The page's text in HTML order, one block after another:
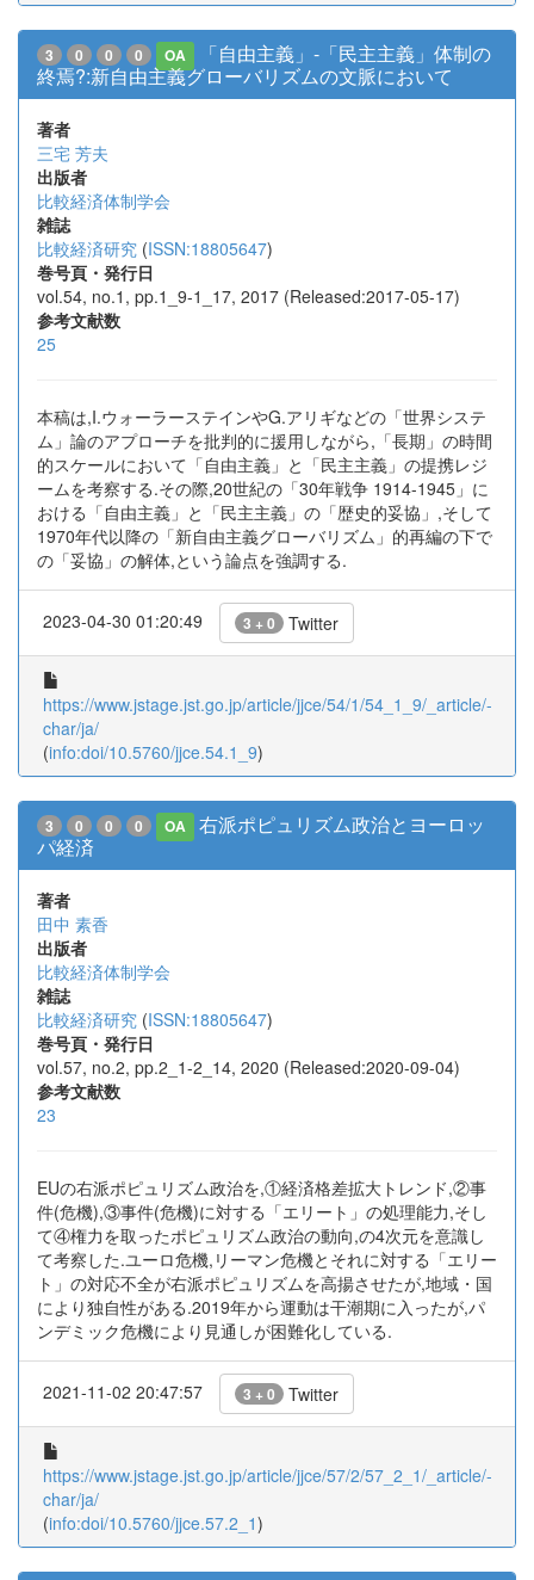
3 0 0 0 OA
「自由主義」-「民主主義」体制の
終焉?:新自由主義グローバリズムの文脈において
著者
三宅 芳夫
出版者
比較経済体制学会
雑誌
比較経済研究 (ISSN:18805647)
巻号頁・発行日
vol.54, no.1, pp.1_9-1_17, 2017 (Released:2017-05-17)
参考文献数
25
本稿は,I.ウォーラーステインやG.アリギなどの「世界システ
ム」論のアプローチを批判的に援用しながら,「長期」の時間
的スケールにおいて「自由主義」と「民主主義」の提携レジ
ームを考察する.その際,20世紀の「30年戦争 1914-1945」に
おける「自由主義」と「民主主義」の「歴史的妥協」,そして
1970年代以降の「新自由主義グローバリズム」的再編の下で
の「妥協」の解体,という論点を強調する.
2023-04-30 01:20:49 3 + 0 Twitter
https://www.jstage.jst.go.jp/article/jjce/54/1/54_1_9/_article/-
char/ja/
(info:doi/10.5760/jjce.54.1_9)
3 0 0 0 OA
右派ポピュリズム政治とヨーロッ
パ経済
著者
田中 素香
出版者
比較経済体制学会
雑誌
比較経済研究 (ISSN:18805647)
巻号頁・発行日
vol.57, no.2, pp.2_1-2_14, 2020 (Released:2020-09-04)
参考文献数
23
EUの右派ポピュリズム政治を,①経済格差拡大トレンド,②事
件(危機),③事件(危機)に対する「エリート」の処理能力,そし
て④権力を取ったポピュリズム政治の動向,の4次元を意識し
て考察した.ユーロ危機,リーマン危機とそれに対する「エリー
ト」の対応不全が右派ポピュリズムを高揚させたが,地域・国
により独自性がある.2019年から運動は干潮期に入ったが,パ
ンデミック危機により見通しが困難化している.
2021-11-02 20:47:57 3 + 0 Twitter
https://www.jstage.jst.go.jp/article/jjce/57/2/57_2_1/_article/-
char/ja/
(info:doi/10.5760/jjce.57.2_1)